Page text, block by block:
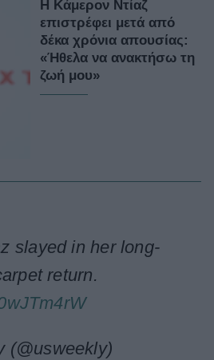
H Κάμερον Ντίαζ
επιστρέφει μετά από
δέκα χρόνια απουσίας:
«Ήθελα να ανακτήσω τη
ζωή μου»
slayed in her long-
return.